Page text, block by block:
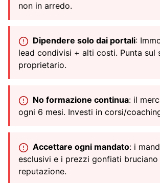
non in arredo.
Dipendere solo dai portali:
lead condivisi + alti costi. Punta sul
proprietario.
No formazione continua: il
ogni 6 mesi. Investi in corsi/
Accettare ogni mandato: i
esclusivi e i prezzi gonfiati
reputazione.